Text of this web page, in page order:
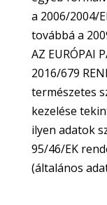
a 2006/2004/
továbbá a
AZ EURÓPAI
2016/679
természetes
kezelése
ilyen adatok
95/46/EK
(általános